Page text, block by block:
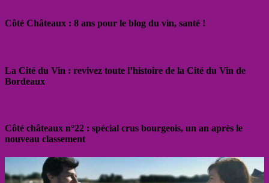
Côté Châteaux : 8 ans pour le blog du vin, santé !
La Cité du Vin : revivez toute l’histoire de la Cité du Vin de
Bordeaux
Côté châteaux n°22 : spécial crus bourgeois, un an après le
nouveau classement